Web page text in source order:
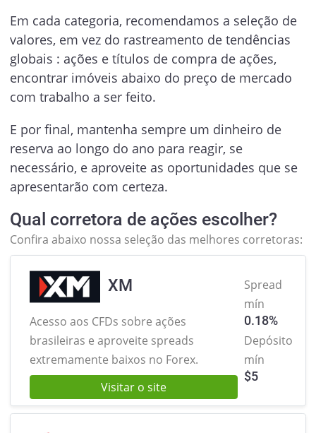
Em cada categoria, recomendamos a seleção de
valores, em vez do rastreamento de tendências
globais : ações e títulos de compra de ações,
encontrar imóveis abaixo do preço de mercado
com trabalho a ser feito.
E por final, mantenha sempre um dinheiro de
reserva ao longo do ano para reagir, se
necessário, e aproveite as oportunidades que se
apresentarão com certeza.
Qual corretora de ações escolher?
Confira abaixo nossa seleção das melhores corretoras:
XM
Acesso aos CFDs sobre ações
brasileiras e aproveite spreads
extremamente baixos no Forex.
Visitar o site
Spread
mín
0.18%
Depósito
mín
$5